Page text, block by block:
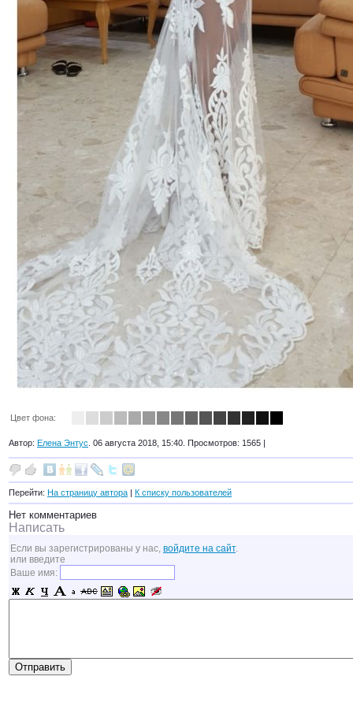
Цвет фона:
Автор: Елена Энтус . 06 августа 2018, 15:40. Просмотров: 1565 |
Перейти: На страницу автора | К списку пользователей
Нет комментариев
Написать
Если вы зарегистрированы у нас, войдите на сайт.
или введите
Ваше имя: